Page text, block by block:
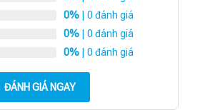
0% | 0 đánh giá
0% | 0 đánh giá
0% | 0 đánh giá
ĐÁNH GIÁ NGAY